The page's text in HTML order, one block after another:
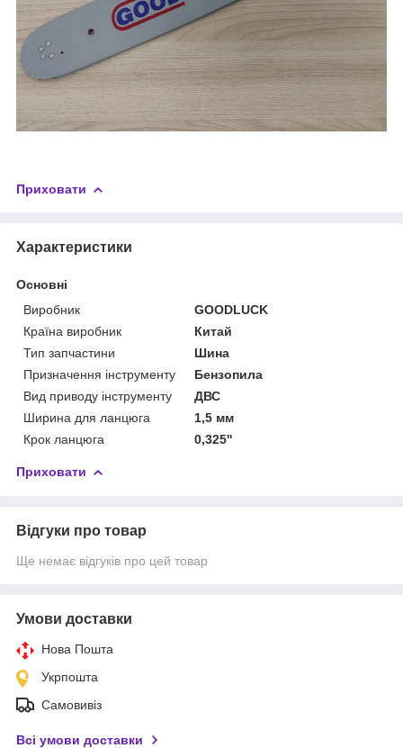
Приховати
Характеристики
Основні
Виробник
GOODLUCK
Країна виробник
Китай
Тип запчастини
Шина
Призначення інструменту
Бензопила
Вид приводу інструменту
ДВС
Ширина для ланцюга
1,5 мм
Крок ланцюга
0,325''
Приховати
Відгуки про товар
Ще немає відгуків про цей товар
Умови доставки
Нова Пошта
Укрпошта
Самовивіз
Всі умови доставки